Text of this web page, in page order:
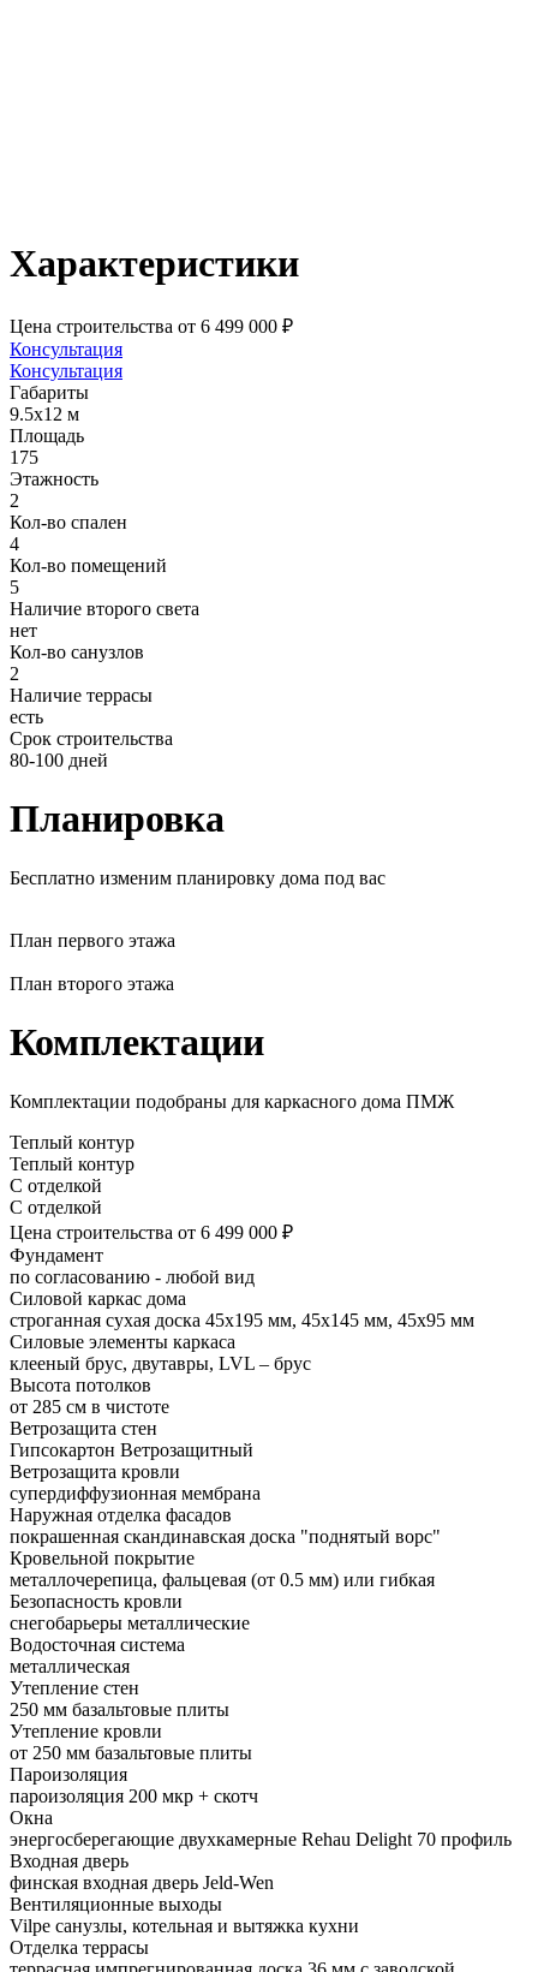
Характеристики
Цена строительства от 6 499 000 ₽
Консультация
Консультация
Габариты
9.5х12 м
Площадь
175
Этажность
2
Кол-во спален
4
Кол-во помещений
5
Наличие второго света
нет
Кол-во санузлов
2
Наличие террасы
есть
Срок строительства
80-100 дней
Планировка
Бесплатно изменим планировку дома под вас
План первого этажа
План второго этажа
Комплектации
Комплектации подобраны для каркасного дома ПМЖ
Теплый контур
Теплый контур
С отделкой
С отделкой
Цена строительства от 6 499 000 ₽
Фундамент
по согласованию - любой вид
Силовой каркас дома
строганная сухая доска 45х195 мм, 45х145 мм, 45х95 мм
Силовые элементы каркаса
клееный брус, двутавры, LVL – брус
Высота потолков
от 285 см в чистоте
Ветрозащита стен
Гипсокартон Ветрозащитный
Ветрозащита кровли
супердиффузионная мембрана
Наружная отделка фасадов
покрашенная скандинавская доска "поднятый ворс"
Кровельной покрытие
металлочерепица, фальцевая (от 0.5 мм) или гибкая
Безопасность кровли
снегобарьеры металлические
Водосточная система
металлическая
Утепление стен
250 мм базальтовые плиты
Утепление кровли
от 250 мм базальтовые плиты
Пароизоляция
пароизоляция 200 мкр + скотч
Окна
энергосберегающие двухкамерные Rehau Delight 70 профиль
Входная дверь
финская входная дверь Jeld-Wen
Вентиляционные выходы
Vilpe санузлы, котельная и вытяжка кухни
Отделка террасы